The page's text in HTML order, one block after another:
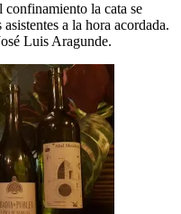
la cata se
a la hora acordada.
Luis Aragunde.